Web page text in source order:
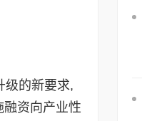
的新要求,
资向产业性